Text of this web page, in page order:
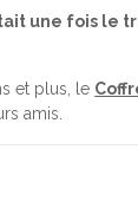
une fois le
et plus, le
amis.